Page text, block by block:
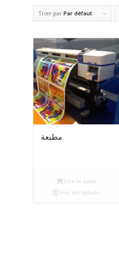
Trier par Par défaut
مطبعة
Lire la suite
Voir les détails